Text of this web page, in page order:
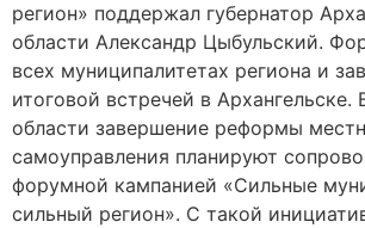
регион» поддержал губернатор
области Александр Цыбульский.
всех муниципалитетах региона и
итоговой встречей в Архангельске.
области завершение реформы
самоуправления планируют
форумной кампанией «Сильные
сильный регион». С такой